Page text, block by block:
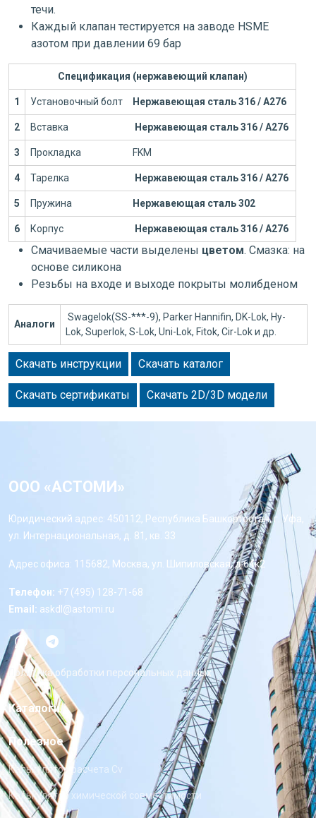
течи.
Каждый клапан тестируется на заводе HSME
азотом при давлении 69 бар
Спецификация (нержавеющий клапан)
1 Установочный болт Нержавеющая сталь 316 / А276
2 Вставка Нержавеющая сталь 316 / А276
3 Прокладка FKM
4 Тарелка Нержавеющая сталь 316 / А276
5 Пружина Нержавеющая сталь 302
6 Корпус Нержавеющая сталь 316 / А276
Смачиваемые части выделены цветом. Смазка: на
основе силикона
Резьбы на входе и выходе покрыты молибденом
Аналоги
Swagelok(SS-***-9), Parker Hannifin, DK-Lok, Hy-
Lok, Superlok, S-Lok, Uni-Lok, Fitok, Cir-Lok и др.
Скачать инструкции Скачать каталог
Скачать сертификаты Скачать 2D/3D модели
ООО «АСТОМИ»
Юридический адрес: 450112, Республика Башкортостан, г. Уфа,
ул. Интернациональная, д. 81, кв. 33
Адрес офиса: 115682, Москва, ул. Шипиловская, д 64к2
Телефон: +7 (495) 128-71-68
Email: askdl@astomi.ru
Политика обработки персональных данных
Каталоги
Полезное
Калькулятор расчета Cv
Калькулятор химической совместимости